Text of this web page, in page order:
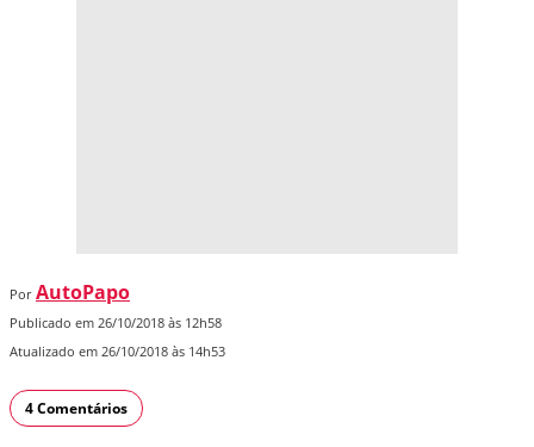
Por AutoPapo
Publicado em 26/10/2018 às 12h58
Atualizado em 26/10/2018 às 14h53
4 Comentários